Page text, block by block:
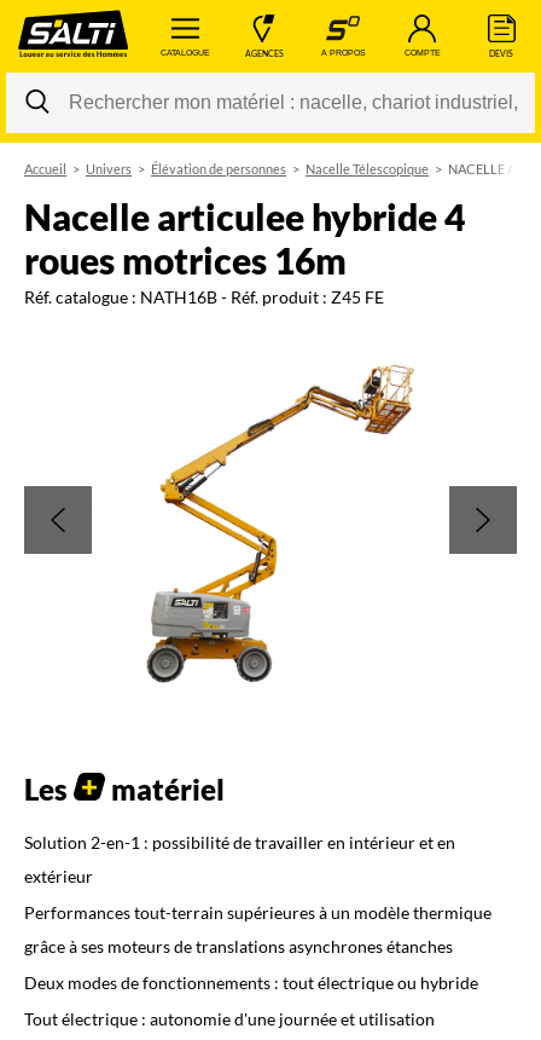
CATALOGUE AGENCES A PROPOS COMPTE DEVIS
Changer
Accueil Univers Élévation de personnes Nacelle Télescopique NACELLE
nacelle articulee hybride 4
roues motrices 16m
Réf. catalogue : NATH16B- Réf. produit : Z45 FE
Les matériel
Solution 2-en-1 : possibilité de travailler en intérieur et en
extérieur
Performances tout-terrain supérieures à un modèle thermique
grâce à ses moteurs de translations asynchrones étanches
Deux modes de fonctionnements : tout électrique ou hybride
Tout électrique : autonomie d'une journée et utilisation